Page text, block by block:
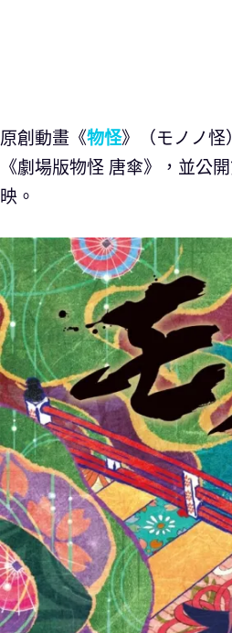
原創動畫《物怪》（モノノ
《劇場版物怪 唐傘》，並公
映。